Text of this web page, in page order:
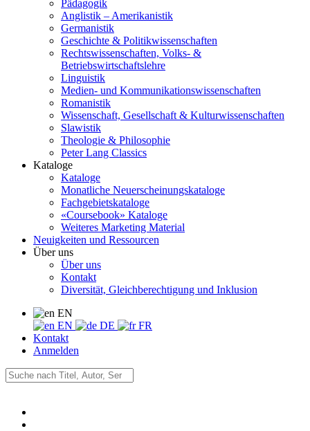
Pädagogik
Anglistik – Amerikanistik
Germanistik
Geschichte & Politikwissenschaften
Rechtswissenschaften, Volks- &
Betriebswirtschaftslehre
Linguistik
Medien- und Kommunikationswissenschaften
Romanistik
Wissenschaft, Gesellschaft & Kulturwissenschaften
Slawistik
Theologie & Philosophie
Peter Lang Classics
Kataloge
Kataloge
Monatliche Neuerscheinungskataloge
Fachgebietskataloge
«Coursebook» Kataloge
Weiteres Marketing Material
Neuigkeiten und Ressourcen
Über uns
Über uns
Kontakt
Diversität, Gleichberechtigung und Inklusion
EN
EN
DE
FR
Kontakt
Anmelden